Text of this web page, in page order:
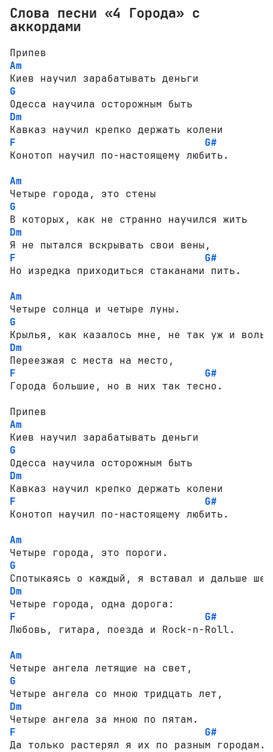
Слова песни «4 Города» с
аккордами
Am
G
Dm
F
G#
Конотоп научил по-настоящему любить.
Am
G
Dm
F
G#
Но изредка приходиться стаканами пить.
Am
G
Dm
F
G#
Города большие, но в них так тесно.
Am
G
Dm
F
G#
Конотоп научил по-настоящему любить.
Am
G
Dm
F
G#
Любовь, гитара, поезда и Rock-n-Roll.
Am
G
Dm
F
G#
Да только растерял я их по разным городам.